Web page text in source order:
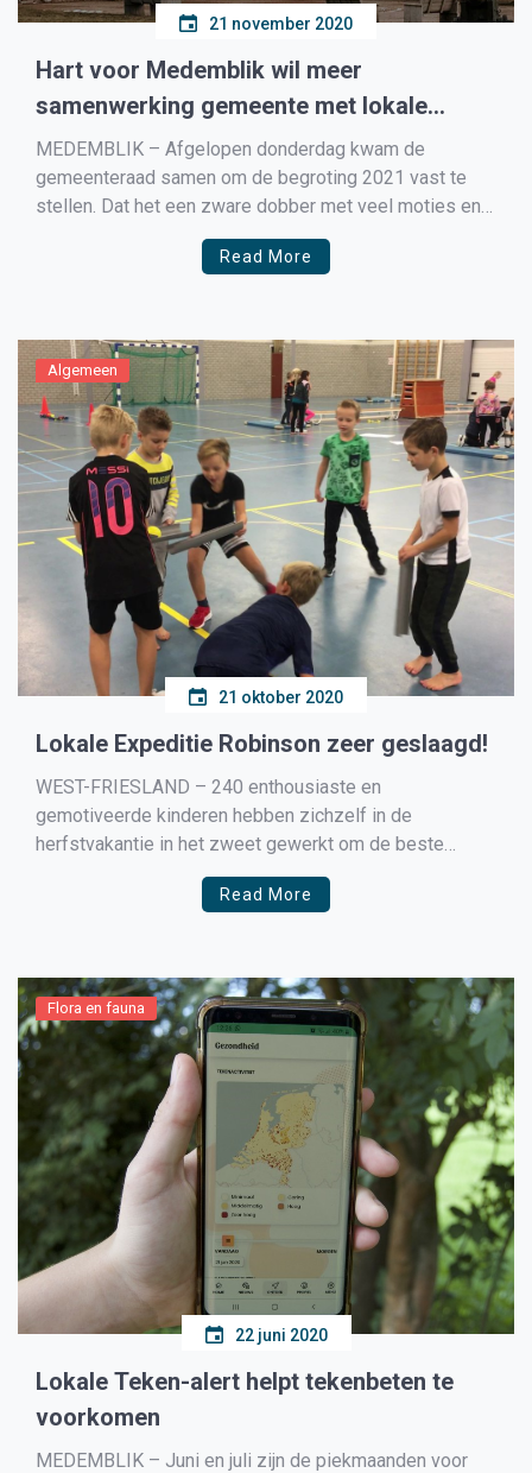
21 november 2020
Hart voor Medemblik wil meer
samenwerking gemeente met lokale
ondernemers
MEDEMBLIK – Afgelopen donderdag kwam de
gemeenteraad samen om de begroting 2021 vast te
stellen. Dat het een zware dobber met veel moties en
amendementen zou gaan worden stond bij voorbaat al
vast. Medemblik heeft op de begroting 2021 een tekort
Read More
Algemeen
21 oktober 2020
Lokale Expeditie Robinson zeer geslaagd!
WEST-FRIESLAND – 240 enthousiaste en
gemotiveerde kinderen hebben zichzelf in de
herfstvakantie in het zweet gewerkt om de beste
Robinson van Wervershoof, Nibbixwoud en
Hoogkarspel te worden. Team Sportservice West-
om kinderen en jongeren […]
Read More
Flora en fauna
22 juni 2020
Lokale Teken-alert helpt tekenbeten te
voorkomen
MEDEMBLIK – Juni en juli zijn de piekmaanden voor